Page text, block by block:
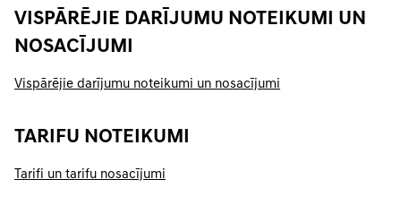
VISPĀRĒJIE DARĪJUMU NOTEIKUMI UN
NOSACĪJUMI
Vispārējie darījumu noteikumi un nosacījumi
TARIFU NOTEIKUMI
Tarifi un tarifu nosacījumi